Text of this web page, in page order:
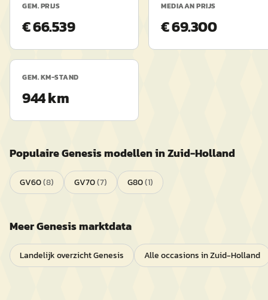
GEM. PRIJS
€ 66.539
MEDIAAN PRIJS
€ 69.300
GEM. KM-STAND
944 km
PopulaireGenesismodellen inZuid-Holland
GV60(8) GV70(7) G80(1)
MeerGenesismarktdata
Landelijk overzichtGenesis Alle occasions inZuid-Holland